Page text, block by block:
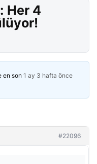
Her 4
en son 1 ay 3 hafta önce
#22096